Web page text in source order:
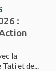
:
la
et de...